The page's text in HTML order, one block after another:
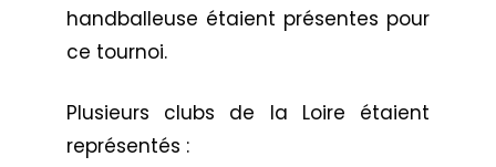
handballeuse étaient présentes pour
ce tournoi.
Plusieurs clubs de la Loire étaient
représentés :